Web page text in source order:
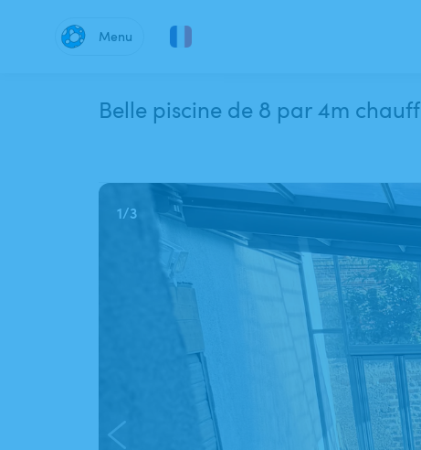
Menu
Belle piscine de 8 par 4m
1/3